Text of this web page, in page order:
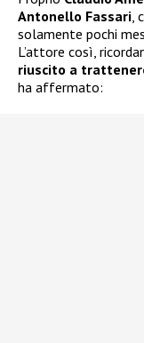
Antonello Fassari,
solamente pochi
L’attore così,
riuscito a
ha affermato: